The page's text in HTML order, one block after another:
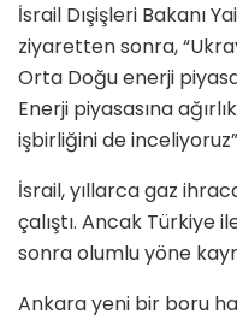
İsrail Dışişleri Bakanı
ziyaretten sonra,
Orta Doğu enerji
Enerji piyasasına
işbirliğini de
İsrail, yıllarca gaz
çalıştı. Ancak Türkiye
sonra olumlu yöne
Ankara yeni bir boru